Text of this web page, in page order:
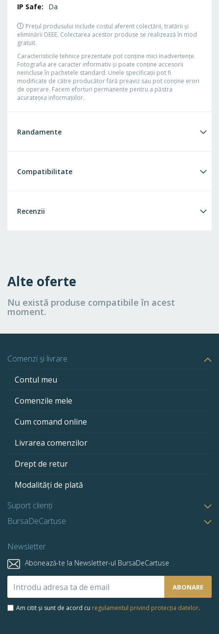
Da
Prețul produsului include costul aferent colectării, tratării și
eliminării DEEE. Colectarea acestor produse se realizează în mod
gratuit.
Caracteristicile tehnice prezentate pot conţine mici inadvertenţe.
Fotografia are caracter informativ şi poate conţine accesorii
neincluse în pachetele standard. Unele specificaţii pot fi
modificate de către producător fără preaviz sau pot conţine erori
de operare. Facem eforturi permanente pentru a păstra
acurateţea informaţiilor.
Randamente
Compatibilitate
Recenzii
Alte oferte
Nu există produse compatibile în acest
moment.
Comenzi și livrare
Contul meu
Comenzile mele
Cum comand online
Livrarea comenzilor
Drept de retur
Modalități de plată
Suport clienți
BursaDeCartuse
Newsletter
Abonează-te la Newsletter-ul BursaDeCartuse
la
newsletter-
ABONARE
Am citit și sunt de acord cu regulamentul privind protecția datelor.